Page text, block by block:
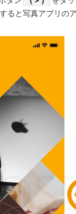
ると写真アプリの